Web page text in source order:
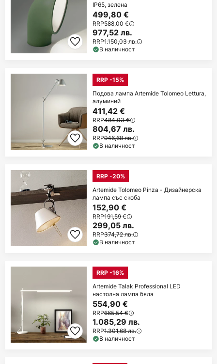
IP65, зелена
499,80 €
RRP588,00 €
977,52 лв.
RRP1.150,03 лв.
В наличност
RRP -15%
Подова лампа Artemide Tolomeo Lettura,
алуминий
411,42 €
RRP484,03 €
804,67 лв.
RRP946,68 лв.
В наличност
RRP -20%
Artemide Tolomeo Pinza - Дизайнерска
лампа със скоба
152,90 €
RRP191,59 €
299,05 лв.
RRP374,72 лв.
В наличност
RRP -16%
Artemide Talak Professional LED
настолна лампа бяла
554,90 €
RRP665,54 €
1.085,29 лв.
RRP1.301,68 лв.
В наличност